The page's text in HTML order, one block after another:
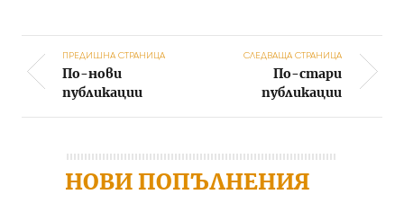
Post navigation
СЛЕДВАЩА СТРАНИЦА
По-стари
публикации
ПРЕДИШНА СТРАНИЦА
По-нови
публикации
НОВИ ПОПЪЛНЕНИЯ